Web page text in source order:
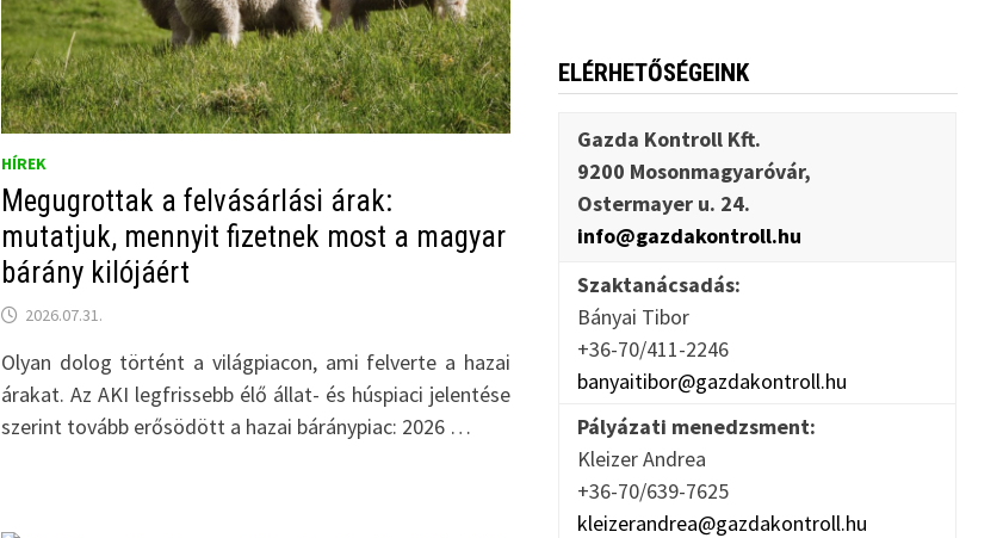
HÍREK
Megugrottak a felvásárlási árak:
mutatjuk, mennyit fizetnek most a magyar
bárány kilójáért
2026.07.31.
Olyan dolog történt a világpiacon, ami felverte a hazai
árakat. Az AKI legfrissebb élő állat- és húspiaci jelentése
szerint tovább erősödött a hazai báránypiac: 2026 …
ELÉRHETŐSÉGEINK
Gazda Kontroll Kft.
9200 Mosonmagyaróvár,
Ostermayer u. 24.
info@gazdakontroll.hu
Szaktanácsadás:
Bányai Tibor
+36-70/411-2246
banyaitibor@gazdakontroll.hu
Pályázati menedzsment:
Kleizer Andrea
+36-70/639-7625
kleizerandrea@gazdakontroll.hu